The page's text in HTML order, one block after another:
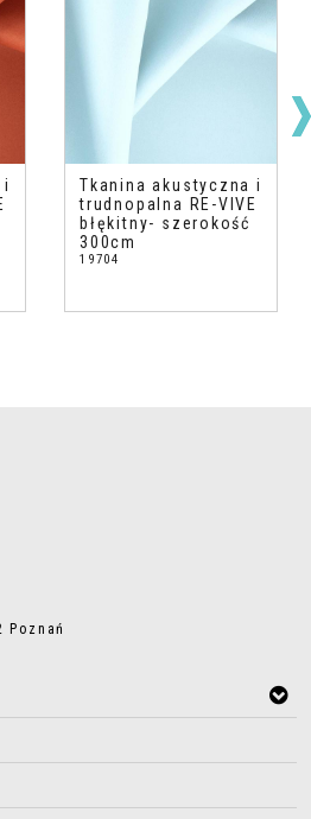
i
Tkanina akustyczna i
trudnopalna RE-VIVE
błękitny- szerokość
300cm
19704